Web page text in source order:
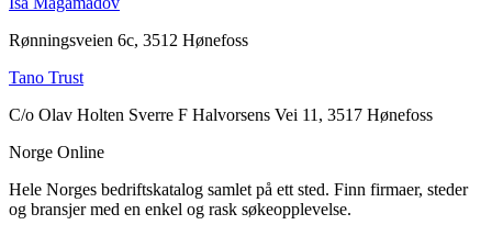
Rønningsveien 6c, 3512 Hønefoss
Tano Trust
C/o Olav Holten Sverre F Halvorsens Vei 11, 3517 Hønefoss
Norge Online
Hele Norges bedriftskatalog samlet på ett sted. Finn firmaer, steder
og bransjer med en enkel og rask søkeopplevelse.